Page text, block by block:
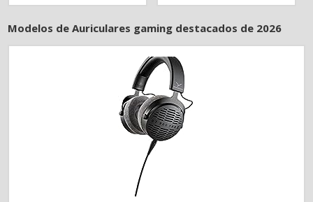
Modelos de Auriculares gaming destacados de 2026